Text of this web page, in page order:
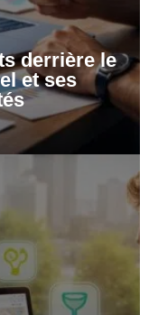
derrière le
et ses